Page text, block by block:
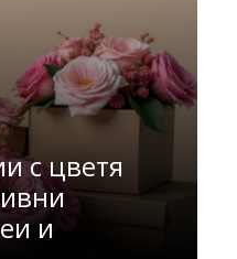
с цветя
и